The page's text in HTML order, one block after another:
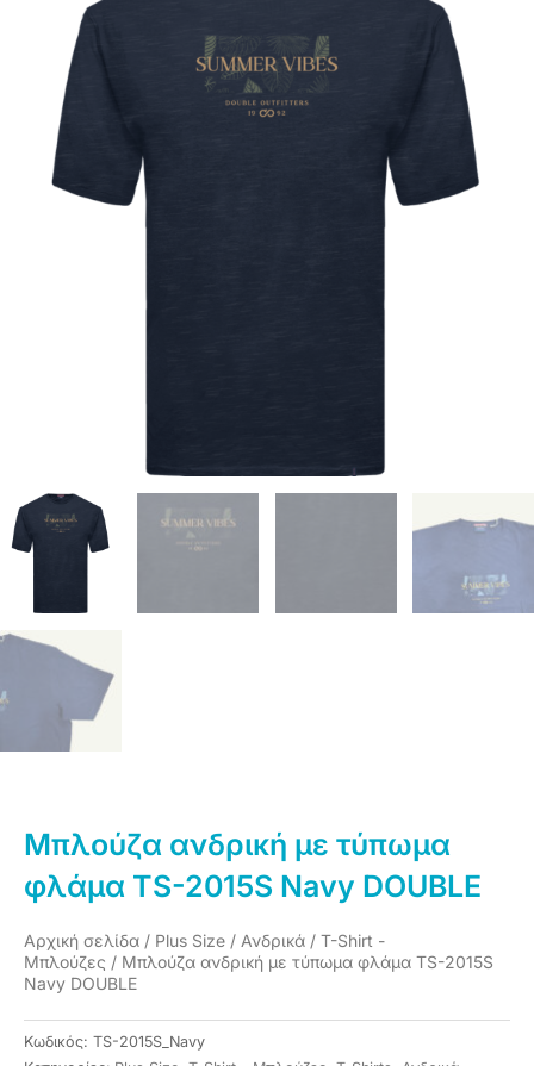
Μπλούζα ανδρική με τύπωμα
φλάμα TS-2015S Navy DOUBLE
Αρχική σελίδα / Plus Size / Ανδρικά / T-Shirt -
Μπλούζες / Μπλούζα ανδρική με τύπωμα φλάμα TS-2015S
Navy DOUBLE
Κωδικός: TS-2015S_Navy